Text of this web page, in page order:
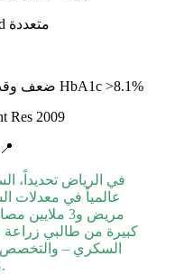
PMC / PubMed متعددة
ضعف وقت استعادة استقرار الغرسة في HbA1c >8.1%
Res 2009
📍
في الرياض تحديداً،
عالمياً في معدلات
مريض
و3 ملايين
كبيرة من طالبي زراعة
السكري – والتخصص
ضرورة.